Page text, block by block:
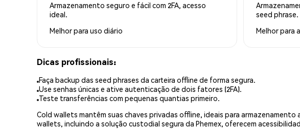
Armazenamento seguro e fácil com 2FA, acesso
ideal.
Melhor para uso diário
seed phrase.
Melhor para
Dicas profissionais:
Faça backup das seed phrases da carteira offline de forma segura.
Use senhas únicas e ative autenticação de dois fatores (2FA).
Teste transferências com pequenas quantias primeiro.
Cold wallets mantêm suas chaves privadas offline, ideais para
wallets, incluindo a solução custodial segura da Phemex, oferecem